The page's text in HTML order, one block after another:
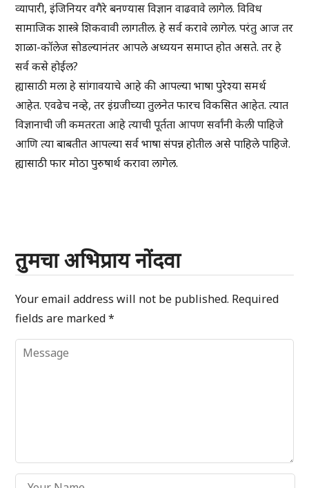
व्यापारी, इंजिनियर वगैरे बनण्यास विज्ञान वाढवावे लागेल. विविध
सामाजिक शास्त्रे शिकवावी लागतील. हे सर्व करावे लागेल. परंतु आज तर
शाळा-कॉलेज सोडल्यानंतर आपले अध्ययन समाप्त होत असते. तर हे
सर्व कसे होईल?
ह्यासाठी मला हे सांगावयाचे आहे की आपल्या भाषा पुरेश्या समर्थ
आहेत. एवढेच नव्हे, तर इंग्रजीच्या तुलनेत फारच विकसित आहेत. त्यात
विज्ञानाची जी कमतरता आहे त्याची पूर्तता आपण सर्वांनी केली पाहिजे
आणि त्या बाबतीत आपल्या सर्व भाषा संपन्न होतील असे पाहिले पाहिजे.
ह्यासाठी फार मोठा पुरुषार्थ करावा लागेल.
तुमचा अभिप्राय नोंदवा
Your email address will not be published. Required
fields are marked*